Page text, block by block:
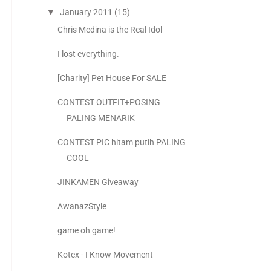
▼
January 2011 (15)
Chris Medina is the Real Idol
I lost everything.
[Charity] Pet House For SALE
CONTEST OUTFIT+POSING
PALING MENARIK
CONTEST PIC hitam putih PALING
COOL
JINKAMEN Giveaway
AwanazStyle
game oh game!
Kotex - I Know Movement